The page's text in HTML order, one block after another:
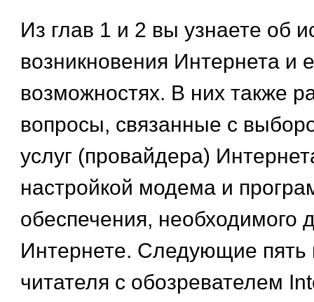
Из глав 1 и 2 вы узнаете об
возникновения Интернета и
возможностях. В них также
вопросы, связанные с
услуг (провайдера)
настройкой модема и
обеспечения, необходимого
Интернете. Следующие пять
читателя с обозревателем